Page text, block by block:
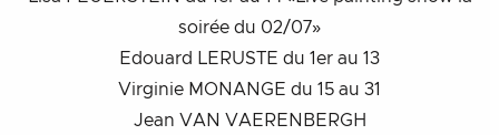
soirée du 02/07»
Edouard LERUSTE du 1er au 13
Virginie MONANGE du 15 au 31
Jean VAN VAERENBERGH